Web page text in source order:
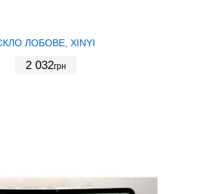
ЛОБОВЕ, XINYI
2 032грн